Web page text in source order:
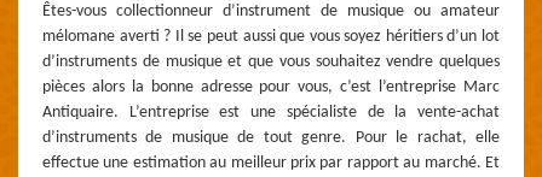
Êtes-vous collectionneur d’instrument de musique ou amateur
mélomane averti ? Il se peut aussi que vous soyez héritiers d’un lot
d’instruments de musique et que vous souhaitez vendre quelques
pièces alors la bonne adresse pour vous, c’est l’entreprise Marc
Antiquaire. L’entreprise est une spécialiste de la vente-achat
d’instruments de musique de tout genre. Pour le rachat, elle
effectue une estimation au meilleur prix par rapport au marché. Et